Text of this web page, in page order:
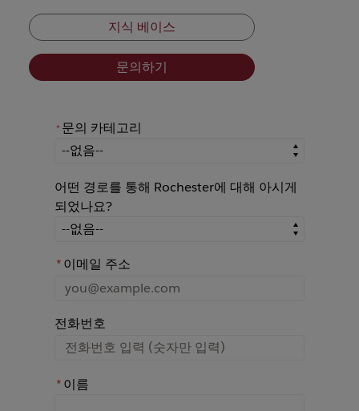
지식 베이스
문의하기
* 문의 카테고리
문의 카테고리
어떤 경로를 통해 Rochester에 대해 아시게
되었나요?
어떤 경로를 통해 Rochester에 대해 아시게 되었나요?
*이메일 주소
전화번호
*이름